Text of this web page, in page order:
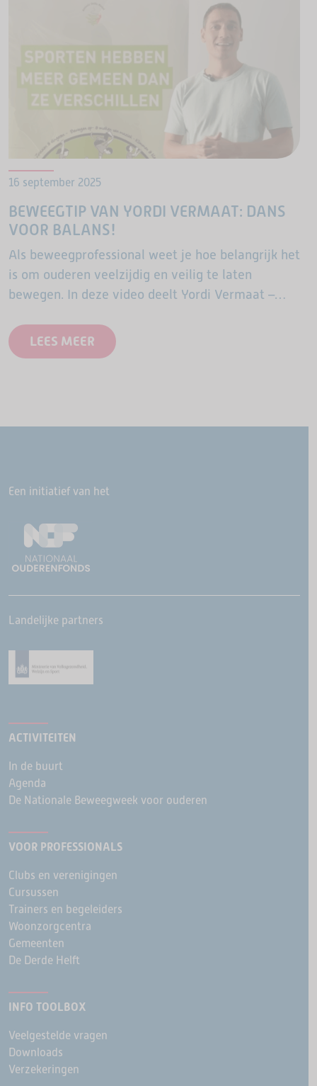
16 september 2025
BEWEEGTIP VAN YORDI VERMAAT: DANS
VOOR BALANS!
Als beweegprofessional weet je hoe belangrijk het
is om ouderen veelzijdig en veilig te laten
bewegen. In deze video deelt Yordi Vermaat –
praktijkvideo’s – een…
LEES MEER
Een initiatief van het
Landelijke partners
ACTIVITEITEN
In de buurt
Agenda
De Nationale Beweegweek voor ouderen
VOOR PROFESSIONALS
Clubs en verenigingen
Cursussen
Trainers en begeleiders
Woonzorgcentra
Gemeenten
De Derde Helft
INFO TOOLBOX
Veelgestelde vragen
Downloads
Verzekeringen